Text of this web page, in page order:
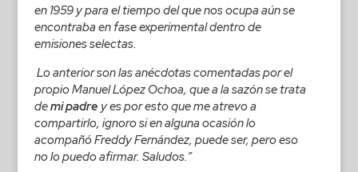
en 1959 y para el tiempo del que nos ocupa aún se
encontraba en fase experimental dentro de
emisiones selectas.
Lo anterior son las anécdotas comentadas por el
propio Manuel López Ochoa, que a la sazón se trata
demi padre y es por esto que me atrevo a
compartirlo, ignoro si en alguna ocasión lo
acompañó Freddy Fernández, puede ser, pero eso
no lo puedo afirmar. Saludos.”